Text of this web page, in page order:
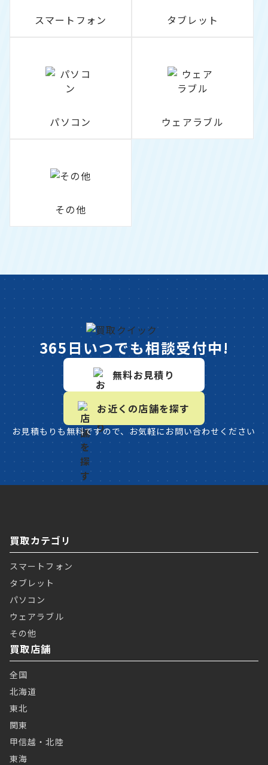
スマートフォン タブレット
パソコン ウェアラブル
その他
365日いつでも相談受付中!
無料お見積り
お近くの店舗を探す
お見積もりも無料ですので、お気軽にお問い合わせください
買取カテゴリ
スマートフォン
タブレット
パソコン
ウェアラブル
その他
買取店舗
全国
北海道
東北
関東
甲信越・北陸
東海